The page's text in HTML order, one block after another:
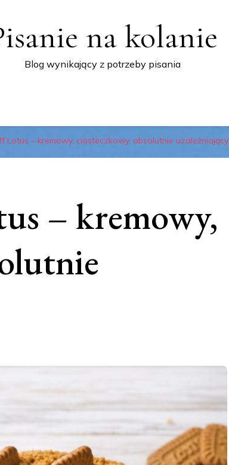
na kolanie
Blog wynikający z potrzeby pisania
Lotus – kremowy, ciasteczkowy, absolutnie uzależniający
– kremowy,